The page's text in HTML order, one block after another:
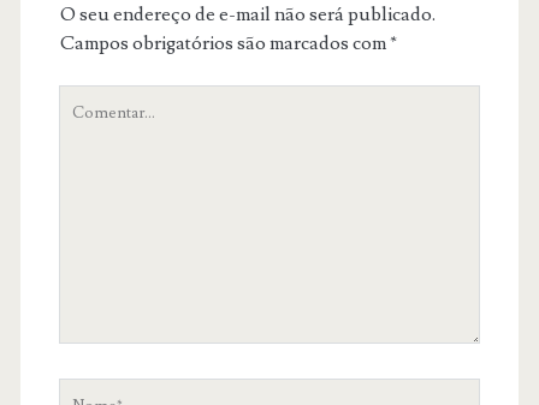
O seu endereço de e-mail não será publicado.
Campos obrigatórios são marcados com*